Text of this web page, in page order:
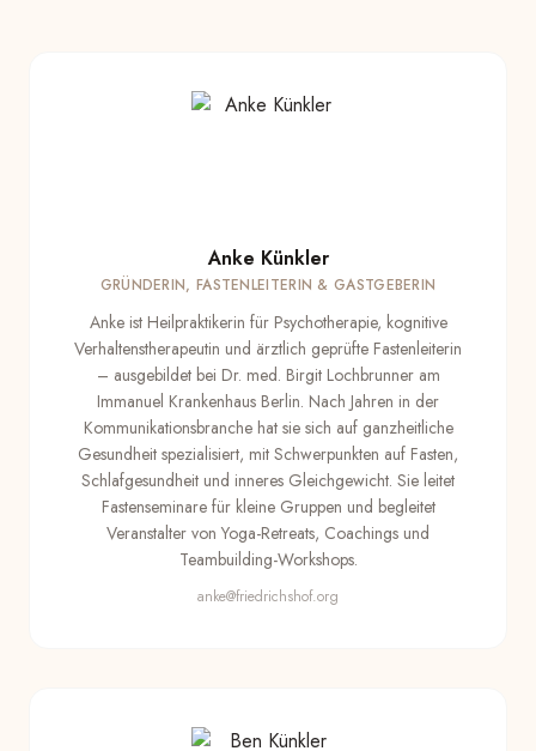
Anke Künkler
GRÜNDERIN, FASTENLEITERIN & GASTGEBERIN
Anke ist Heilpraktikerin für Psychotherapie, kognitive
Verhaltenstherapeutin und ärztlich geprüfte Fastenleiterin
– ausgebildet bei Dr. med. Birgit Lochbrunner am
Immanuel Krankenhaus Berlin. Nach Jahren in der
Kommunikationsbranche hat sie sich auf ganzheitliche
Gesundheit spezialisiert, mit Schwerpunkten auf Fasten,
Schlafgesundheit und inneres Gleichgewicht. Sie leitet
Fastenseminare für kleine Gruppen und begleitet
Veranstalter von Yoga-Retreats, Coachings und
Teambuilding-Workshops.
anke@friedrichshof.org